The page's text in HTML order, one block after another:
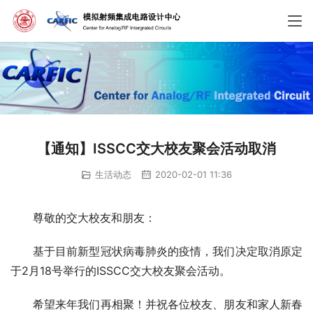
【通知】ISSCC交大校友聚会活动取消
生活动态 2020-02-01 11:36
尊敬的交大校友和朋友：
基于目前新型冠状病毒肺炎的疫情，我们决定取消原定
于2月18号举行的ISSCC交大校友聚会活动。
希望来年我们再相聚！并祝各位校友、朋友和家人新春